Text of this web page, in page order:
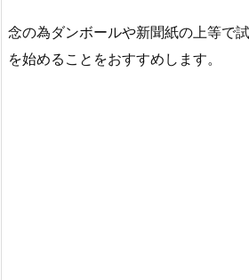
を始めることをおすすめします。